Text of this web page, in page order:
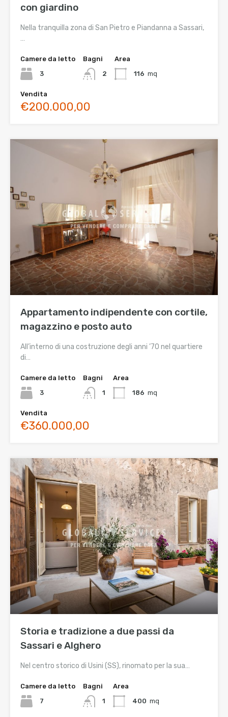
con giardino
Nella tranquilla zona di San Pietro e Piandanna a Sassari,
…
Camere da letto
3
Bagni
2
Area
116 mq
Vendita
€200.000,00
Appartamento indipendente con cortile,
magazzino e posto auto
All’interno di una costruzione degli anni ’70 nel quartiere
di…
Camere da letto
3
Bagni
1
Area
186 mq
Vendita
€360.000,00
Storia e tradizione a due passi da
Sassari e Alghero
Nel centro storico di Usini (SS), rinomato per la sua…
Camere da letto
7
Bagni
1
Area
400 mq